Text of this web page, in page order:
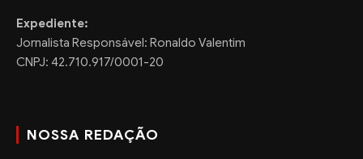
Expediente:
Jornalista Responsável: Ronaldo Valentim
CNPJ: 42.710.917/0001-20
NOSSA REDAÇÃO